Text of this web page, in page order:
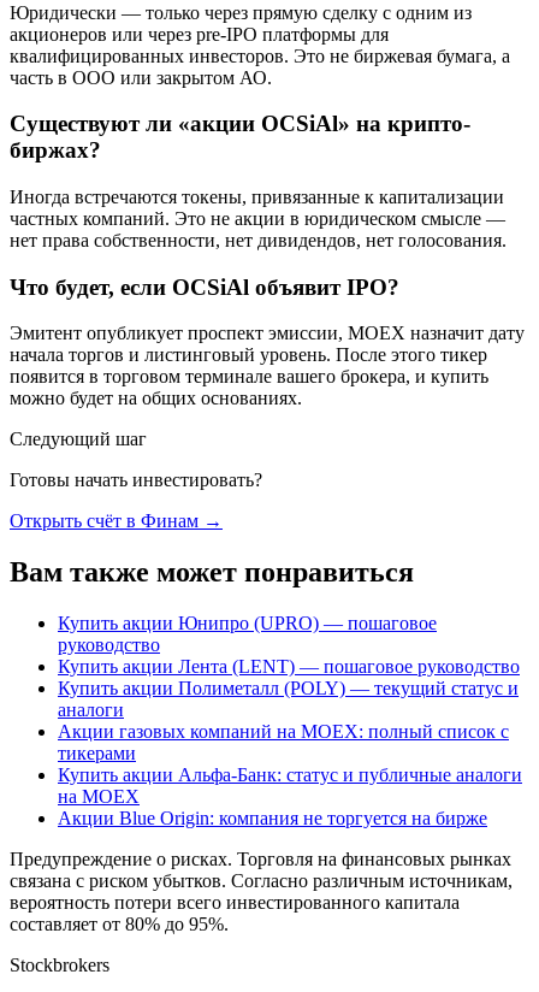
Юридически — только через прямую сделку с одним из
акционеров или через pre-IPO платформы для
квалифицированных инвесторов. Это не биржевая бумага, а
часть в ООО или закрытом АО.
Существуют ли «акции OCSiAl» на крипто-
биржах?
Иногда встречаются токены, привязанные к капитализации
частных компаний. Это не акции в юридическом смысле —
нет права собственности, нет дивидендов, нет голосования.
Что будет, если OCSiAl объявит IPO?
Эмитент опубликует проспект эмиссии, MOEX назначит дату
начала торгов и листинговый уровень. После этого тикер
появится в торговом терминале вашего брокера, и купить
можно будет на общих основаниях.
Следующий шаг
Готовы начать инвестировать?
Открыть счёт в Финам →
Вам также может понравиться
Купить акции Юнипро (UPRO) — пошаговое
руководство
Купить акции Лента (LENT) — пошаговое руководство
Купить акции Полиметалл (POLY) — текущий статус и
аналоги
Акции газовых компаний на MOEX: полный список с
тикерами
Купить акции Альфа-Банк: статус и публичные аналоги
на MOEX
Акции Blue Origin: компания не торгуется на бирже
Предупреждение о рисках. Торговля на финансовых рынках
связана с риском убытков. Согласно различным источникам,
вероятность потери всего инвестированного капитала
составляет от 80% до 95%.
Stockbrokers